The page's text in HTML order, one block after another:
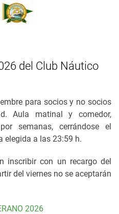
del Club Náutico
para socios y no socios
Aula matinal y comedor,
semanas, cerrándose el
elegida a las 23:59 h.
inscribir con un recargo del
del viernes no se aceptarán
2026